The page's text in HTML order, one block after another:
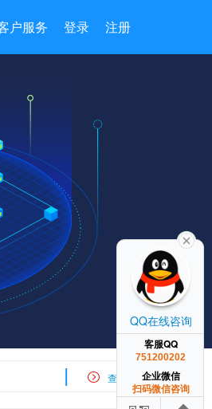
户服务 登录 注册
查看更多
QQ在线咨询
客服QQ
751200202
企业微信
扫码微信咨询